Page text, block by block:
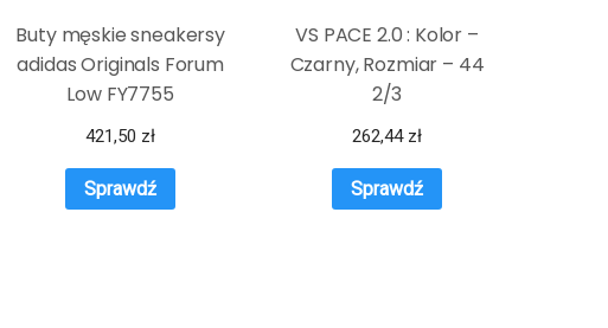
Buty męskie sneakersy
adidas Originals Forum
Low FY7755
421,50 zł
Sprawdź
VS PACE 2.0 : Kolor –
Czarny, Rozmiar – 44
2/3
262,44 zł
Sprawdź